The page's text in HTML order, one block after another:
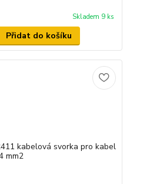
Skladem 9 ks
Přidat do košíku